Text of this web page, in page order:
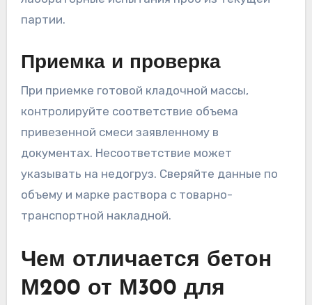
партии.
Приемка и проверка
При приемке готовой кладочной массы,
контролируйте соответствие объема
привезенной смеси заявленному в
документах. Несоответствие может
указывать на недогруз. Сверяйте данные по
объему и марке раствора с товарно-
транспортной накладной.
Чем отличается бетон
М200 от М300 для